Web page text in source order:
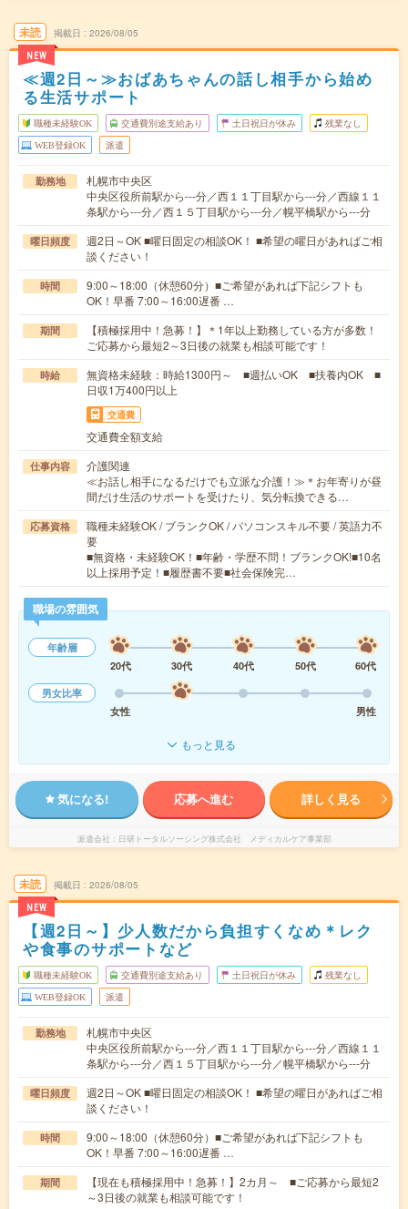
未読
NEW
掲載日 2026/08/05
≪週2日～≫おばあちゃんの話し相手から始め
る生活サポート
職種未経験OK 交通費別途支給あり 土日祝日が休み 残業なし
WEB登録OK 派遣
勤務地
札幌市中央区
中央区役所前駅から---分／西１１丁目駅から---分／西線１１
条駅から---分／西１５丁目駅から---分／幌平橋駅から---分
曜日頻度
週2日～OK ■曜日固定の相談OK！ ■希望の曜日があればご相
談ください！
時間
9:00～18:00（休憩60分）■ご希望があれば下記シフトも
OK！早番 7:00～16:00遅番 …
期間
【積極採用中！急募！】＊1年以上勤務している方が多数！
ご応募から最短2～3日後の就業も相談可能です！
時給
無資格未経験：時給1300円～ ■週払いOK ■扶養内OK ■
日収1万400円以上
交通費
交通費全額支給
仕事内容
介護関連
≪お話し相手になるだけでも立派な介護！≫＊お年寄りが昼
間だけ生活のサポートを受けたり、気分転換できる…
応募資格
職種未経験OK / ブランクOK / パソコンスキル不要 / 英語力不
要
■無資格・未経験OK！■年齢・学歴不問！ブランクOK!■10名
以上採用予定！■履歴書不要■社会保険完…
職場の雰囲気
年齢層
20代
30代 40代 50代
60代
男女比率
女性
男性
もっと見る
気になる! 応募へ進む 詳しく見る
派遣会社 日研トータルソーシング株式会社 メディカルケア事業部
未読
NEW
掲載日 2026/08/05
【週2日～】少人数だから負担すくなめ＊レク
や食事のサポートなど
職種未経験OK 交通費別途支給あり 土日祝日が休み 残業なし
WEB登録OK 派遣
勤務地
札幌市中央区
中央区役所前駅から---分／西１１丁目駅から---分／西線１１
条駅から---分／西１５丁目駅から---分／幌平橋駅から---分
曜日頻度
週2日～OK ■曜日固定の相談OK！ ■希望の曜日があればご相
談ください！
時間
9:00～18:00（休憩60分）■ご希望があれば下記シフトも
OK！早番 7:00～16:00遅番 …
期間
【現在も積極採用中！急募！】2カ月～ ■ご応募から最短2
～3日後の就業も相談可能です！